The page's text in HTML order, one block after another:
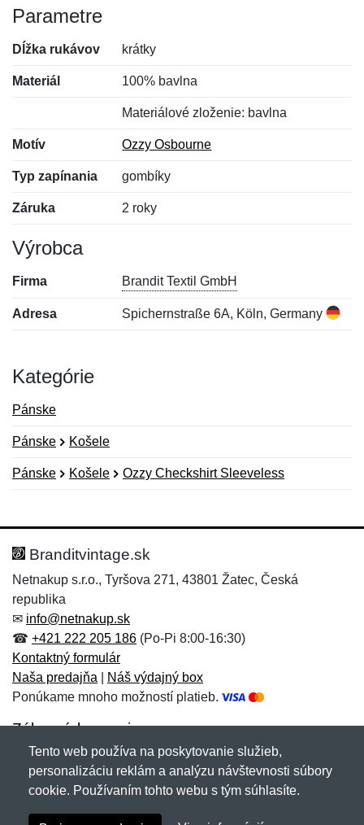
Parametre
Dĺžka rukávov krátky
Materiál 100% bavlna
Materiálové zloženie: bavlna
Motív Ozzy Osbourne
Typ zapínania gombíky
Záruka 2 roky
Výrobca
Firma Brandit Textil GmbH
Adresa Spichernstraße 6A, Köln, Germany
Kategórie
Pánske
Pánske Košele
Pánske Košele Ozzy Checkshirt Sleeveless
Hodnotenie:
Meno:*
E-mail:
Správa*
Meno:
E-mail:*
Správa*
Branditvintage.sk
Netnakup s.r.o., Tyršova 271, 43801 Žatec, Česká
republika
✉ info@netnakup.sk
☎ +421 222 205 186 (Po-Pi 8:00-16:30)
Kontaktný formulár
Naša predajňa
Náš výdajný box
Ponúkame mnoho možností platieb.
Zákaznícky servis
Novinky emailom
Tento web používa na poskytovanie služieb,
personalizáciu reklám a analýzu návštevnosti súbory
cookie. Používaním tohto webu s tým súhlasíte.